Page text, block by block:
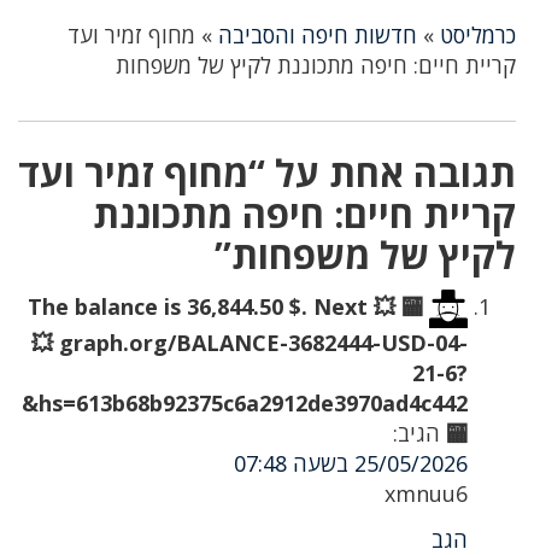
כרמליסט » חדשות חיפה והסביבה » מחוף זמיר ועד
קריית חיים: חיפה מתכוננת לקיץ של משפחות
תגובה אחת על “מחוף זמיר ועד
קריית חיים: חיפה מתכוננת
לקיץ של משפחות”
🏧 The balance is 36,844.50 $. Next 💥
💥 graph.org/BALANCE-3682444-USD-04-
21-6?
hs=613b68b92375c6a2912de3970ad4c442&
🏧 הגיב:
25/05/2026 בשעה 07:48
xmnuu6
הגב